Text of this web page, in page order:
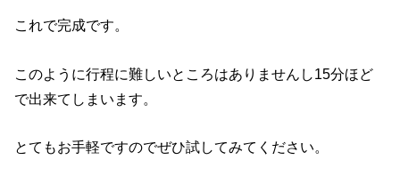
これで完成です。
このように行程に難しいところはありませんし15分ほど
で出来てしまいます。
とてもお手軽ですのでぜひ試してみてください。